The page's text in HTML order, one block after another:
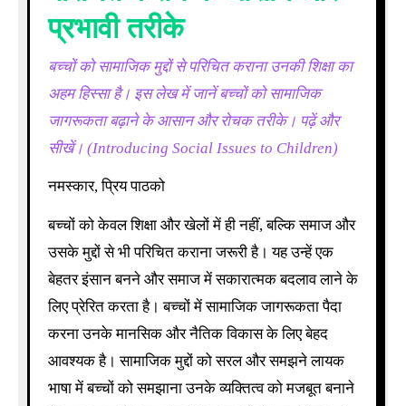
प्रभावी तरीके
बच्चों को सामाजिक मुद्दों से परिचित कराना उनकी शिक्षा का
अहम हिस्सा है। इस लेख में जानें बच्चों को सामाजिक
जागरूकता बढ़ाने के आसान और रोचक तरीके। पढ़ें और
सीखें। (Introducing Social Issues to Children)
नमस्कार, प्रिय पाठको
बच्चों को केवल शिक्षा और खेलों में ही नहीं, बल्कि समाज और
उसके मुद्दों से भी परिचित कराना जरूरी है। यह उन्हें एक
बेहतर इंसान बनने और समाज में सकारात्मक बदलाव लाने के
लिए प्रेरित करता है। बच्चों में सामाजिक जागरूकता पैदा
करना उनके मानसिक और नैतिक विकास के लिए बेहद
आवश्यक है। सामाजिक मुद्दों को सरल और समझने लायक
भाषा में बच्चों को समझाना उनके व्यक्तित्व को मजबूत बनाने